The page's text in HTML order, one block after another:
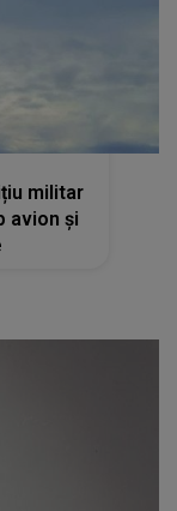
militar
avion și